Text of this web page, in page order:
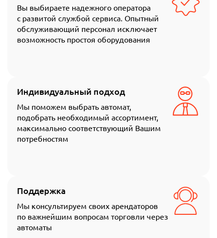
Вы выбираете надежного оператора
с развитой службой сервиса. Опытный
обслуживающий персонал исключает
возможность простоя оборудования
Индивидуальный подход
Мы поможем выбрать автомат,
подобрать необходимый ассортимент,
максимально соответствующий Вашим
потребностям
Поддержка
Мы консультируем своих арендаторов
по важнейшим вопросам торговли через
автоматы